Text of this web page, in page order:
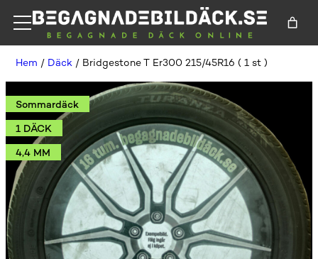
Hem / Däck / Bridgestone T Er300 215/45R16 ( 1 st )
Sommardäck
1 DÄCK
4,4 MM